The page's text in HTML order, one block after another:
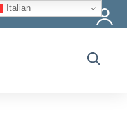
Italian